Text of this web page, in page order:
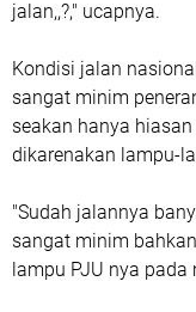
jalan,,?," ucapnya.
Kondisi jalan
sangat minim
seakan hanya
dikarenakan lampu-
"Sudah jalannya
sangat minim
lampu PJU nya pada